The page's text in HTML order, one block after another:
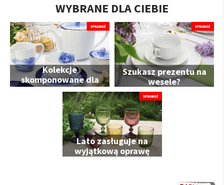
WYBRANE DLA CIEBIE
Kolekcje
skomponowane dla
Ciebie
Szukasz prezentu na
wesele?
Lato zasługuje na
wyjątkową oprawę